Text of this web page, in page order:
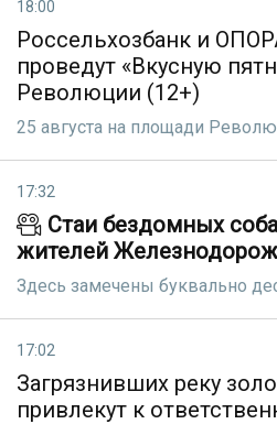
18:00
Россельхозбанк и
проведут «Вкусную
Революции (12+)
25 августа на площади
17:32
Стаи бездомных
жителей
Здесь замечены буквально
17:02
Загрязнивших реку
привлекут к